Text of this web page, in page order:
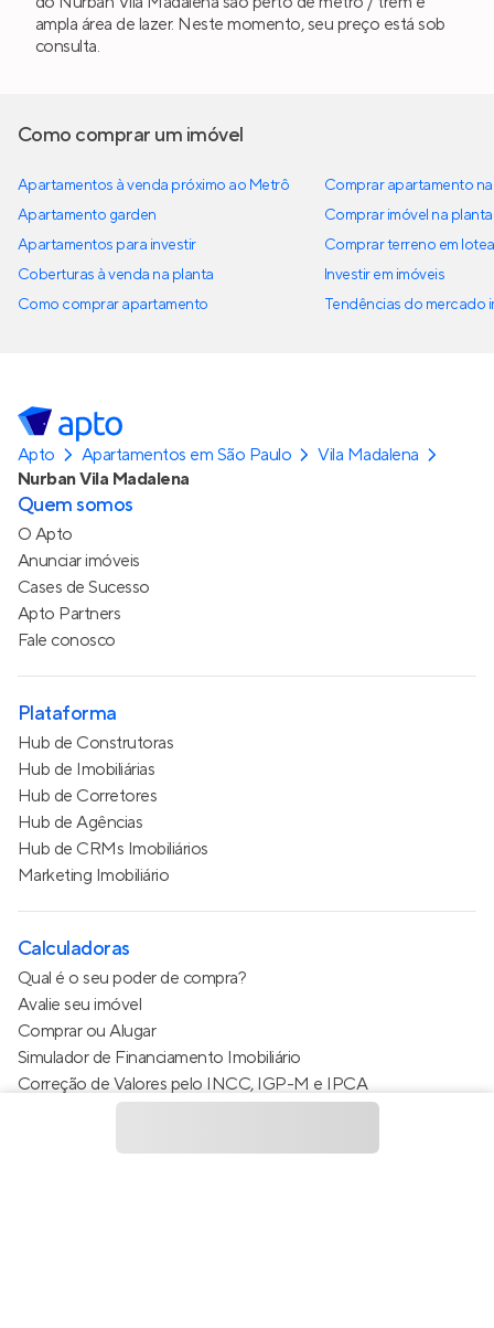
ampla área de lazer. Neste momento, seu preço está sob
consulta.
Como comprar um imóvel
Apartamentos à venda próximo ao Metrô
Apartamento garden
Apartamentos para investir
Coberturas à venda na planta
Como comprar apartamento
Comprar apartamento
Comprar imóvel na planta
Comprar terreno em
Investir em imóveis
Tendências do mercado
Apto Apartamentos em São Paulo
Vila Madalena
Nurban Vila Madalena
Quem somos
O Apto
Anunciar imóveis
Cases de Sucesso
Apto Partners
Fale conosco
Plataforma
Hub de Construtoras
Hub de Imobiliárias
Hub de Corretores
Hub de Agências
Hub de CRMs Imobiliários
Marketing Imobiliário
Calculadoras
Qual é o seu poder de compra?
Avalie seu imóvel
Comprar ou Alugar
Simulador de Financiamento Imobiliário
Correção de Valores pelo INCC, IGP-M e IPCA
Estimativa de valor do condomínio